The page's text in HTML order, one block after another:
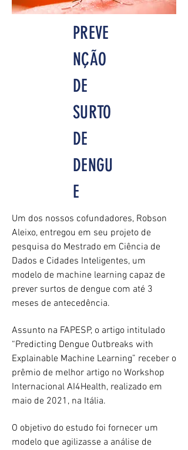
PREVE
NÇÃO
DE
SURTO
DE
DENGU
E
Um dos nossos cofundadores, Robson
Aleixo, entregou em seu projeto de
pesquisa do Mestrado em Ciência de
Dados e Cidades Inteligentes, um
modelo de machine learning capaz de
prever surtos de dengue com até 3
meses de antecedência.
Assunto na FAPESP, o artigo intitulado
“Predicting Dengue Outbreaks with
Explainable Machine Learning” receber o
prêmio de melhor artigo no Workshop
Internacional AI4Health, realizado em
maio de 2021, na Itália.
O objetivo do estudo foi fornecer um
modelo que agilizasse a análise de